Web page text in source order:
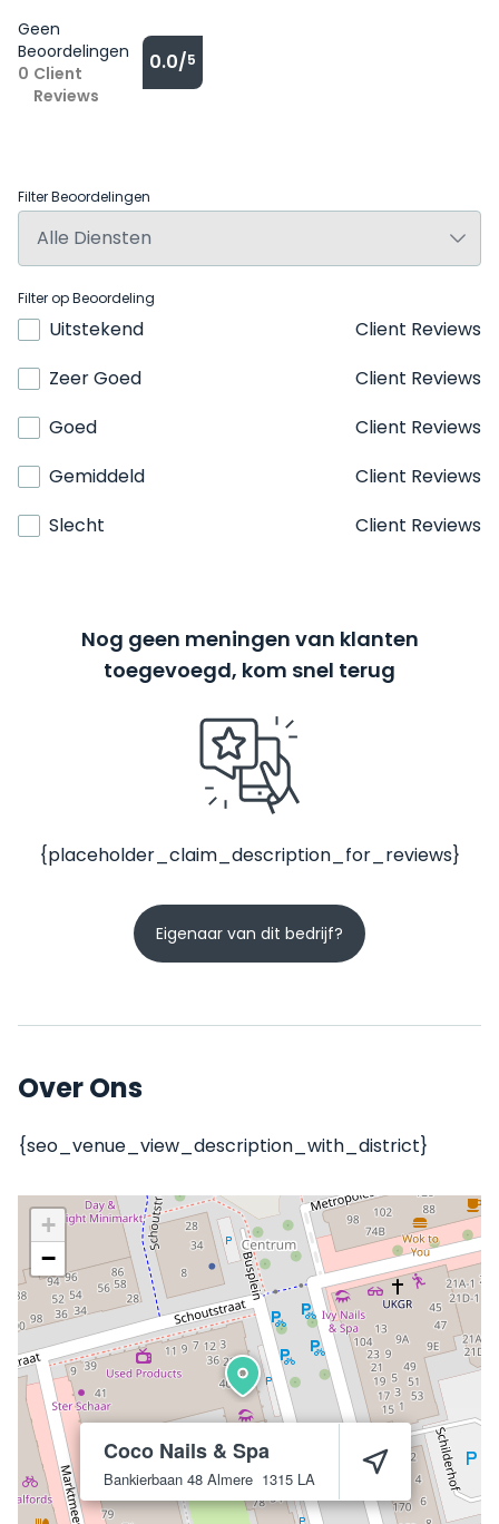
Geen
Beoordelingen
0 Client
Reviews
0.0/5
Filter Beoordelingen
Filter op Beoordeling
Uitstekend
Client Reviews
Zeer Goed
Client Reviews
Goed
Client Reviews
Gemiddeld
Client Reviews
Slecht
Client Reviews
Nog geen meningen van klanten
toegevoegd, kom snel terug
{placeholder_claim_description_for_reviews}
Eigenaar van dit bedrijf?
Over Ons
{seo_venue_view_description_with_district}
Coco Nails & Spa
Bankierbaan 48 Almere 1315 LA
+
−